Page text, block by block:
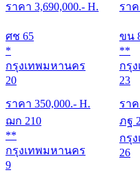
ราคา 3,690,000.- H. รา
ศช 65
*
กรุงเทพมหานคร
20
ราคา 350,000.- H.
ขน
**
กรุ
23
รา
ฌก 210
**
กรุงเทพมหานคร
9
ภฐ
กรุ
26